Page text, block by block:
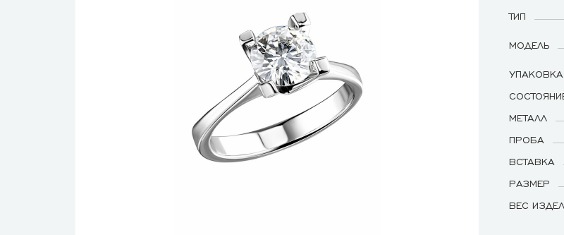
ТИП
МОДЕЛЬ
УПАКОВКА
МЕТАЛЛ
ПРОБА
ВСТАВКА
РАЗМЕР
ВЕС